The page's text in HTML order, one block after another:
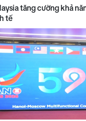
tăng cường khả
tế